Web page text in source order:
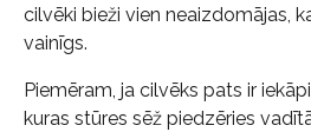
cilvēki bieži vien neaizdomājas,
vainīgs.
Piemēram, ja cilvēks pats ir
kuras stūres sēž piedzēries